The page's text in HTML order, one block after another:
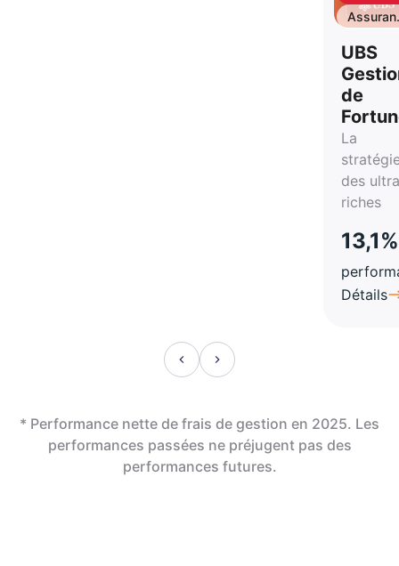
UBS
de
La
des
riches
13,1%
Détails
* Performance nette de frais de gestion en 2025. Les
performances passées ne préjugent pas des
performances futures.